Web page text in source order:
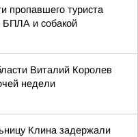
пропавшего туриста
БПЛА и собакой
Виталий Королев
недели
Клина задержали